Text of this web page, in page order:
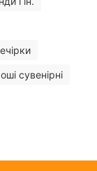
сувенірні